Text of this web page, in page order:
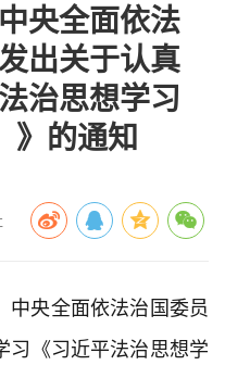
央全面依法
出关于认真
治思想学习
》的通知
中央全面依法治国委员
习《习近平法治思想学